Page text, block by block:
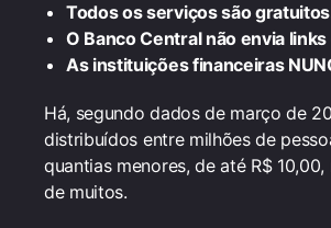
Todos os serviços são
O Banco Central não envia
As instituições financeiras
Há, segundo dados de março de
distribuídos entre milhões de
quantias menores, de até R$
de muitos.